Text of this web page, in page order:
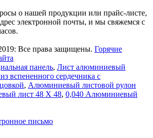
о нашей продукции или прайс-листе,
электронной почты, и мы свяжемся с
Все права защищены. Горячие
панель, Лист алюминиевый
вспененного сердечника с
, Алюминиевый листовой рулон
лист 48 X 48, 0,040 Алюминиевый
письмо